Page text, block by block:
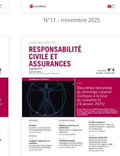
N°11 - novembre 2025